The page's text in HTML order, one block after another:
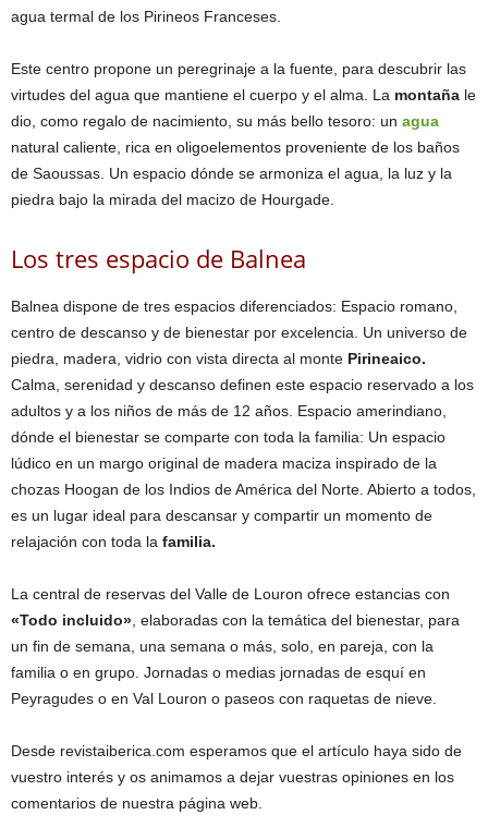
agua termal de los Pirineos Franceses.
Este centro propone un peregrinaje a la fuente, para descubrir las
virtudes del agua que mantiene el cuerpo y el alma. La montaña le
dio, como regalo de nacimiento, su más bello tesoro: un agua
natural caliente, rica en oligoelementos proveniente de los baños
de Saoussas. Un espacio dónde se armoniza el agua, la luz y la
piedra bajo la mirada del macizo de Hourgade.
Los tres espacio de Balnea
Balnea dispone de tres espacios diferenciados: Espacio romano,
centro de descanso y de bienestar por excelencia. Un universo de
piedra, madera, vidrio con vista directa al monte Pirineaico.
Calma, serenidad y descanso definen este espacio reservado a los
adultos y a los niños de más de 12 años. Espacio amerindiano,
dónde el bienestar se comparte con toda la familia: Un espacio
lúdico en un margo original de madera maciza inspirado de la
chozas Hoogan de los Indios de América del Norte. Abierto a todos,
es un lugar ideal para descansar y compartir un momento de
relajación con toda la familia.
La central de reservas del Valle de Louron ofrece estancias con
«Todo incluido» , elaboradas con la temática del bienestar, para
un fin de semana, una semana o más, solo, en pareja, con la
familia o en grupo. Jornadas o medias jornadas de esquí en
Peyragudes o en Val Louron o paseos con raquetas de nieve.
Desde revistaiberica.com esperamos que el artículo haya sido de
vuestro interés y os animamos a dejar vuestras opiniones en los
comentarios de nuestra página web.